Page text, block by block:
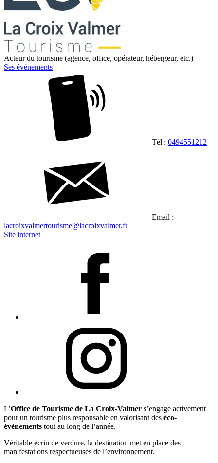
Acteur du tourisme (agence, office, opérateur, hébergeur, etc.)
Ses événements
Tél : 0494551212
Email :
lacroixvalmertourisme@lacroixvalmer.fr
Site internet
L’Office de Tourisme de La Croix-Valmer s’engage activement
pour un tourisme plus responsable en valorisant des éco-
évènements tout au long de l’année.
Véritable écrin de verdure, la destination met en place des
manifestations respectueuses de l’environnement.